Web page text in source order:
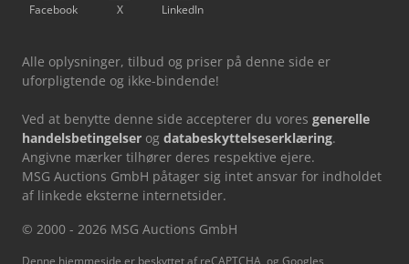
Facebook X LinkedIn
Alle oplysninger, tilbud og priser på denne side er
uforpligtende og ikke-bindende!
Ved at benytte denne side accepterer du vores generelle
handelsbetingelser og databeskyttelseserklæring.
Angivne mærker tilhører deres respektive ejere.
MSG Auctions GmbH påtager sig intet ansvar for indholdet
af linkede eksterne internetsider.
© 2000 - 2026 MSG Auctions GmbH